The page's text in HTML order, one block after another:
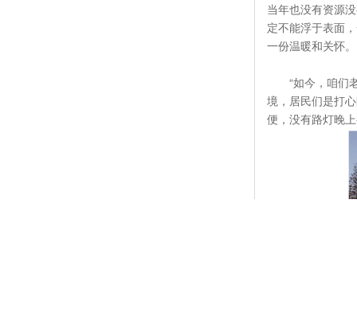
当年也没有资源
定不能浮于表面
一份温暖和关怀。
“如今，咱们
境，居民们是打
便，没有路灯晚